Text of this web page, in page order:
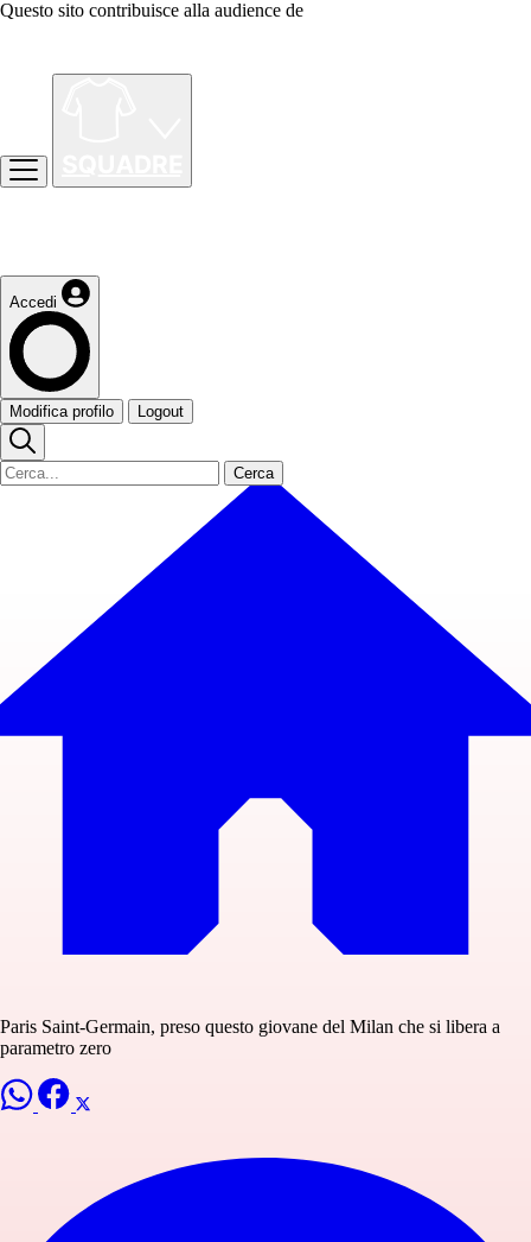
Questo sito contribuisce alla audience de
Accedi
Modifica profilo Logout
Cerca
Paris Saint-Germain, preso questo giovane del Milan che si libera a
parametro zero